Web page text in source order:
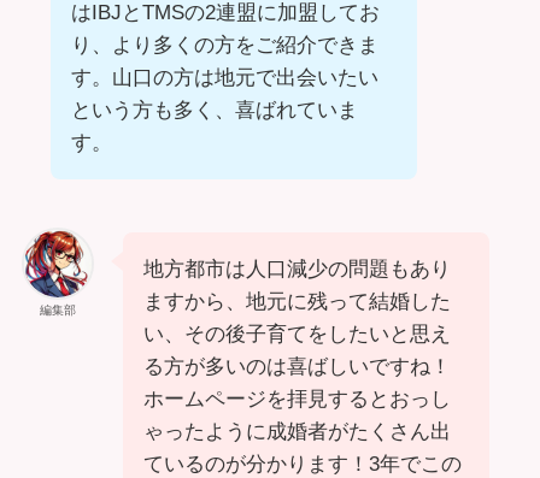
はIBJとTMSの2連盟に加盟してお
り、より多くの方をご紹介できま
す。山口の方は地元で出会いたい
という方も多く、喜ばれていま
す。
編集部
地方都市は人口減少の問題もあり
ますから、地元に残って結婚した
い、その後子育てをしたいと思え
る方が多いのは喜ばしいですね！
ホームページを拝見するとおっし
ゃったように成婚者がたくさん出
ているのが分かります！3年でこの